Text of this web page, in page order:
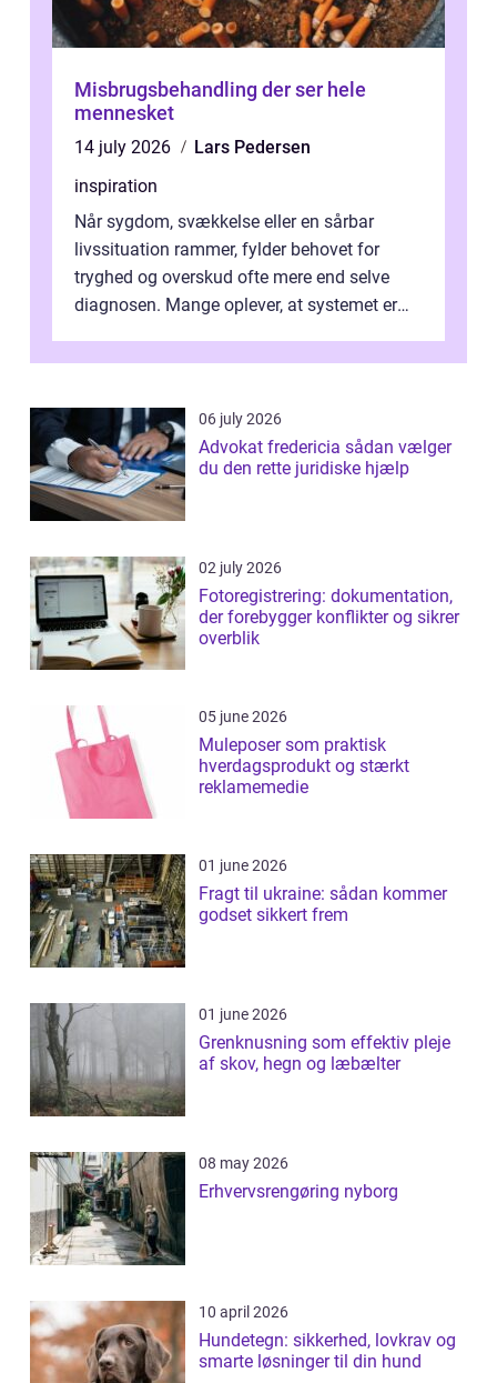
Misbrugsbehandling der ser hele
mennesket
14 july 2026
Lars Pedersen
inspiration
Når sygdom, svækkelse eller en sårbar
livssituation rammer, fylder behovet for
tryghed og overskud ofte mere end selve
diagnosen. Mange oplever, at systemet er
06 july 2026
Advokat fredericia sådan vælger
du den rette juridiske hjælp
02 july 2026
Fotoregistrering: dokumentation,
der forebygger konflikter og sikrer
overblik
05 june 2026
Muleposer som praktisk
hverdagsprodukt og stærkt
reklamemedie
01 june 2026
Fragt til ukraine: sådan kommer
godset sikkert frem
01 june 2026
Grenknusning som effektiv pleje
af skov, hegn og læbælter
08 may 2026
Erhvervsrengøring nyborg
10 april 2026
Hundetegn: sikkerhed, lovkrav og
smarte løsninger til din hund